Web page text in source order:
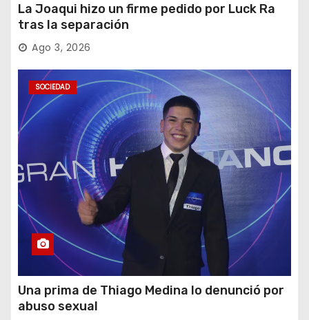
La Joaqui hizo un firme pedido por Luck Ra
tras la separación
Ago 3, 2026
SOCIEDAD
Una prima de Thiago Medina lo denunció por
abuso sexual